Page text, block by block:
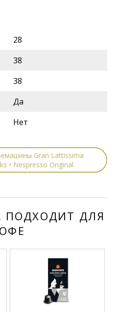
28
38
38
Да
Нет
Gran Lattissima
• Nespresso Original
ДЛЯ